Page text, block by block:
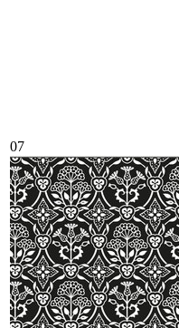
07